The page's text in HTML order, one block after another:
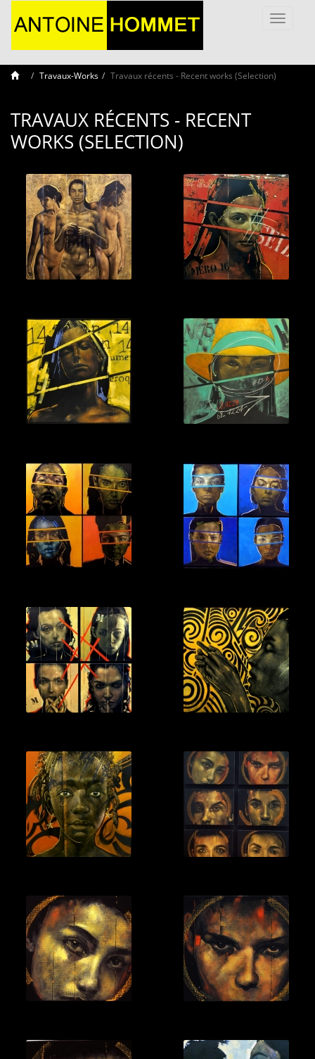
Toggle
Travaux-Works Travaux récents - Recent works (Selection)
TRAVAUX RÉCENTS - RECENT
WORKS (SELECTION)